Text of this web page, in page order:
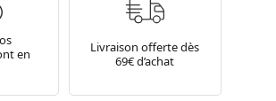
en
Livraison offerte dès
69€ d’achat